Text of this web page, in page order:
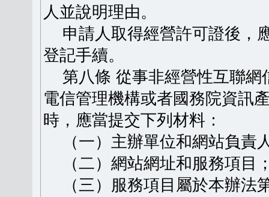
人並說明理由。
申請人取得經營許可證後，
登記手續。
第八條 從事非經營性互聯網
電信管理機構或者國務院資訊
時，應當提交下列材料：
（一）主辦單位和網站負責
（二）網站網址和服務項目
（三）服務項目屬於本辦法